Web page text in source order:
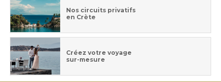
Nos circuits privatifs
en Crète
Créez votre voyage
sur-mesure